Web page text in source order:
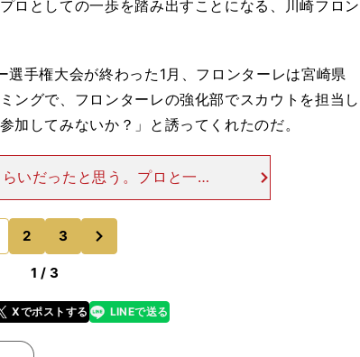
ロとしての一歩を踏み出すことになる、川崎フロン
手権大会が終わった1月、フロンターレは宮崎県
ングで、フロンターレの強化部でスカウトを担当し
加してみないか？」と誘ってくれたのだ。
いだったと思う。プロと一緒
ていて、サッカー選手として
だった。 そして、練習参加が
グで
2 3
1 / 3
Xでポストする
line LINEで送る